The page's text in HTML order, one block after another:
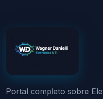
Portal completo sobre